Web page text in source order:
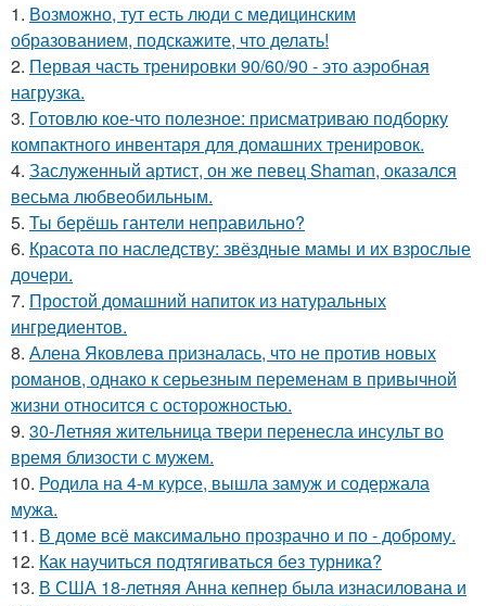
1. Возможно, тут есть люди с медицинским
образованием, подскажите, что делать!
2. Первая часть тренировки 90/60/90 - это аэробная
нагрузка.
3. Готовлю кое-что полезное: присматриваю подборку
компактного инвентаря для домашних тренировок.
4. Заслуженный артист, он же певец Shaman, оказался
весьма любвеобильным.
5. Ты берёшь гантели неправильно?
6. Красота по наследству: звёздные мамы и их взрослые
дочери.
7. Простой домашний напиток из натуральных
ингредиентов.
8. Алена Яковлева призналась, что не против новых
романов, однако к серьезным переменам в привычной
жизни относится с осторожностью.
9. 30-Летняя жительница твери перенесла инсульт во
время близости с мужем.
10. Родила на 4-м курсе, вышла замуж и содержала
мужа.
11. В доме всё максимально прозрачно и по - доброму.
12. Как научиться подтягиваться без турника?
13. В США 18-летняя Анна кепнер была изнасилована и